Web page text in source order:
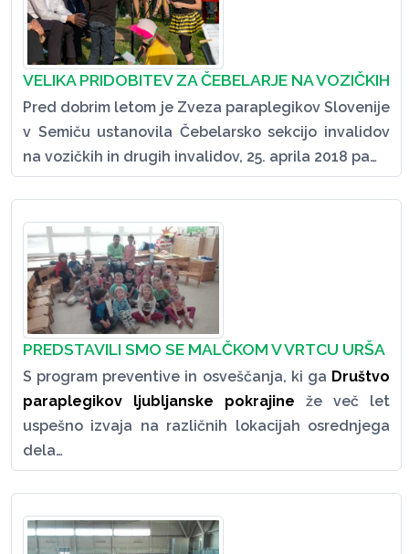
VELIKA PRIDOBITEV ZA ČEBELARJE NA VOZIČKIH
Pred dobrim letom je Zveza paraplegikov Slovenije
v Semiču ustanovila Čebelarsko sekcijo invalidov
na vozičkih in drugih invalidov, 25. aprila 2018 pa…
PREDSTAVILI SMO SE MALČKOM V VRTCU URŠA
S program preventive in osveščanja, ki ga Društvo
paraplegikov ljubljanske pokrajine že več let
uspešno izvaja na različnih lokacijah osrednjega
dela…